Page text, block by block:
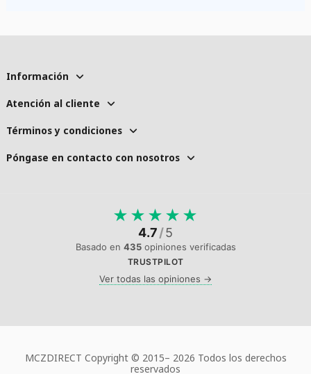
Información
Atención al cliente
Términos y condiciones
Póngase en contacto con nosotros
★ ★ ★ ★ ★
4.7/5
Basado en 435opiniones verificadas
TRUSTPILOT
Ver todas las opiniones →
MCZDIRECT Copyright © 2015– 2026 Todos los derechos
reservados